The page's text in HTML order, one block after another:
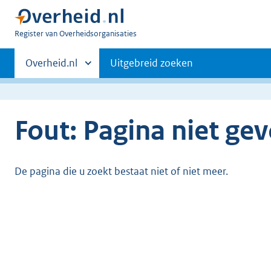
U
Register van Overheidsorganisaties
Primaire
navigatie
Andere
sites
Overheid.nl Uitgebreid zoeken
Fout: Pagina niet
De pagina die u zoekt bestaat niet of niet meer.